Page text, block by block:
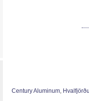
Century Aluminum,